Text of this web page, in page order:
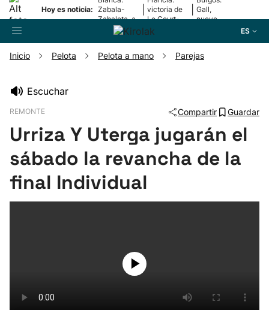
Hoy es noticia: Zabala-
Zabaleta, a
la final
victoria de
Le Court-
Pienaar
Gall,
nuevo
ES
Pelota
Remo
Inicio Pelota Pelota a mano Parejas
Escuchar
REMONTE Compartir Guardar
Urriza Y Uterga jugarán el
sábado la revancha de la
final Individual